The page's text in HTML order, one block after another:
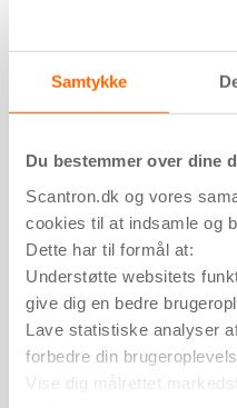
Samtykke
Du bestemmer over dine
Scantron.dk og vores
cookies til at indsamle og
Dette har til formål at:
Understøtte websitets
give dig en bedre
Lave statistiske analyser
forbedre din
Vise dig målrettet
løsninger inden for vores
tæt med bygherrer,
ejendomsbesiddere og
Produkterne
Vi bestræber os på at levere
adgangskontrol,dørtelefoni
brandkommunikationsanlæg
attraktive leverandør på